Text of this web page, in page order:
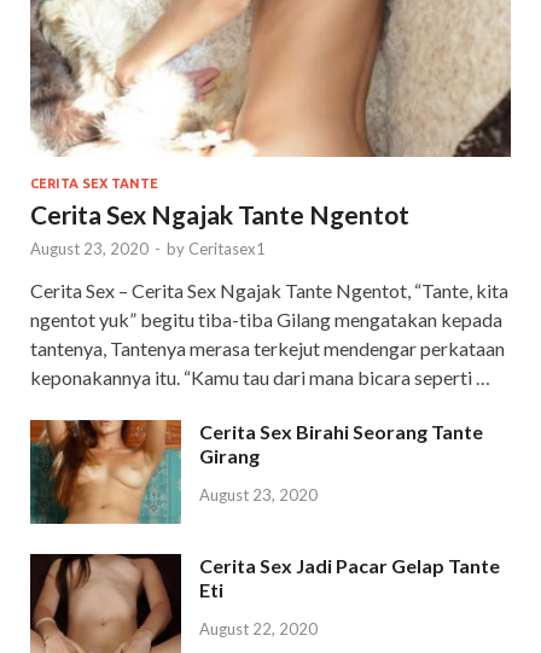
CERITA SEX TANTE
Cerita Sex Ngajak Tante Ngentot
August 23, 2020 - by Ceritasex1
Cerita Sex – Cerita Sex Ngajak Tante Ngentot, “Tante, kita
ngentot yuk” begitu tiba-tiba Gilang mengatakan kepada
tantenya, Tantenya merasa terkejut mendengar perkataan
keponakannya itu. “Kamu tau dari mana bicara seperti …
Cerita Sex Birahi Seorang Tante
Girang
August 23, 2020
Cerita Sex Jadi Pacar Gelap Tante
Eti
August 22, 2020